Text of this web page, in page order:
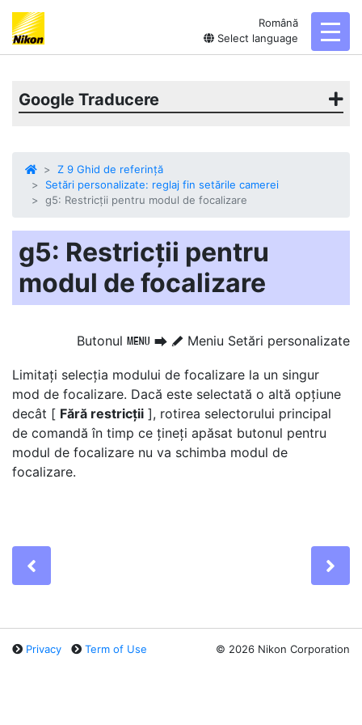
Română
Select language
Google Traducere
Z 9 Ghid de referință
Setări personalizate: reglaj fin setările camerei
g5: Restricții pentru modul de focalizare
g5: Restricții pentru
modul de focalizare
Butonul G U A Meniu Setări personalizate
Limitați selecția modului de focalizare la un singur
mod de focalizare. Dacă este selectată o altă opțiune
decât [ Fără restricții ], rotirea selectorului principal
de comandă în timp ce țineți apăsat butonul pentru
modul de focalizare nu va schimba modul de
focalizare.
Privacy Term of Use © 2026 Nikon Corporation